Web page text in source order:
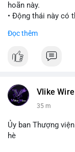
hoãn này.
• Động thái này có
📰 Nguồn:
Đọc thêm
Vlike Wire
35 m
Ủy ban Thượng
hè